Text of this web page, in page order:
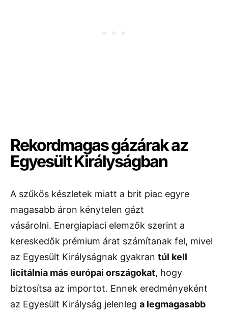
Rekordmagas gázárak az
Egyesült Királyságban
A szűkös készletek miatt a brit piac egyre
magasabb áron kénytelen gázt
vásárolni. Energiapiaci elemzők szerint a
kereskedők prémium árat számítanak fel, mivel
az Egyesült Királyságnak gyakran túl kell
licitálnia más európai országokat, hogy
biztosítsa az importot. Ennek eredményeként
az Egyesült Királyság jelenleg a legmagasabb